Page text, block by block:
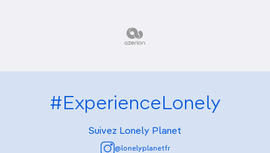
#ExperienceLonely
Suivez Lonely Planet
@lonelyplanetfr